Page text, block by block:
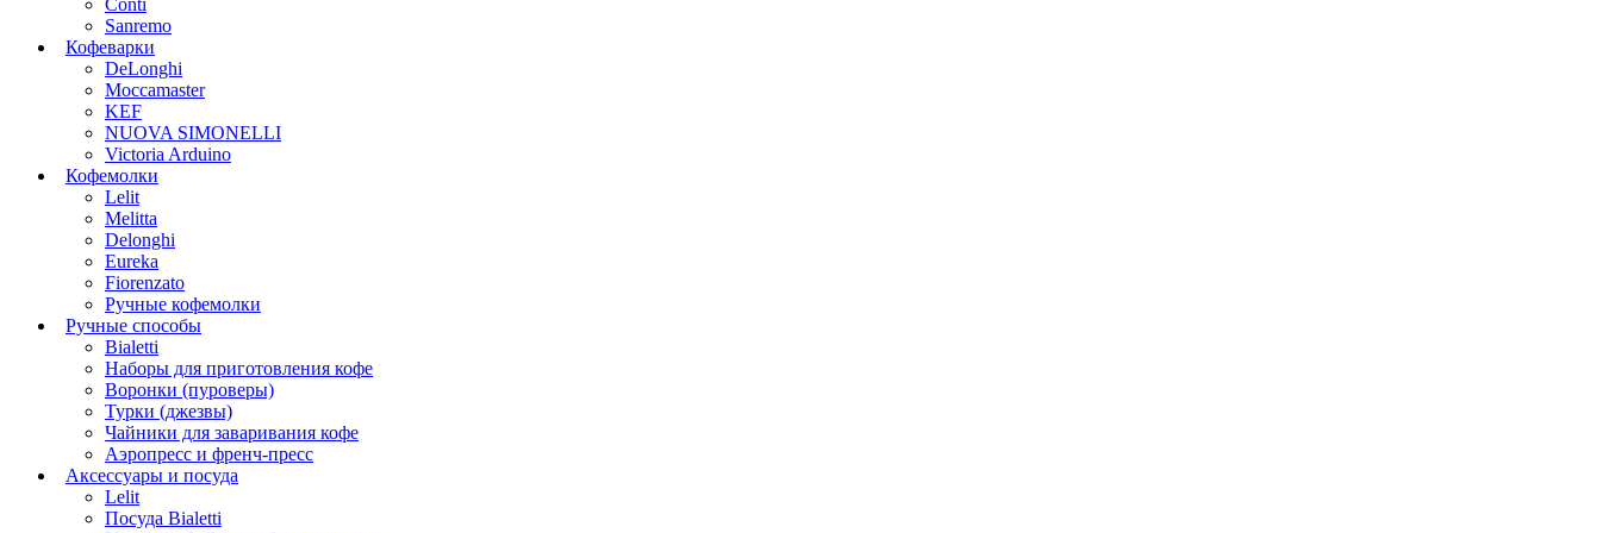
Conti
Sanremo
Кофеварки
DeLonghi
Moccamaster
KEF
NUOVA SIMONELLI
Victoria Arduino
Кофемолки
Lelit
Melitta
Delonghi
Eureka
Fiorenzato
Ручные кофемолки
Ручные способы
Bialetti
Наборы для приготовления кофе
Воронки (пуроверы)
Турки (джезвы)
Чайники для заваривания кофе
Аэропресс и френч-пресс
Аксессуары и посуда
Lelit
Посуда Bialetti